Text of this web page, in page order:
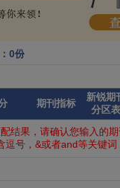
0份
期刊指标
新锐期
分区
结果，请确认您输入的
逗号，&或者and等关键